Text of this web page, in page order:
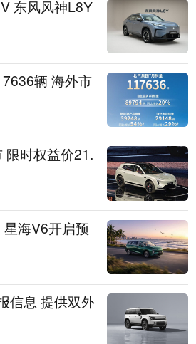
东风风神L8Y
辆 海外市
限时权益价21.
海V6开启预
信息 提供双外